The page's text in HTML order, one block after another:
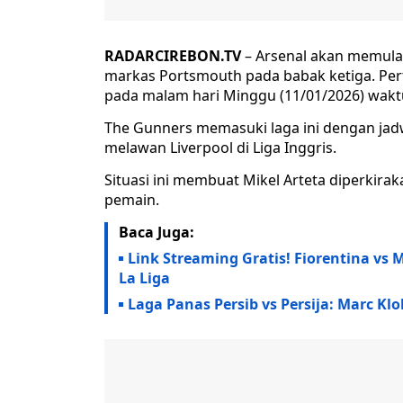
RADARCIREBON.TV– Arsenal akan
markas Portsmouth pada babak ketiga.
pada malam hari Minggu (11/01/2026)
The Gunners memasuki laga ini dengan
melawan Liverpool di Liga Inggris.
Situasi ini membuat Mikel Arteta
pemain.
Baca Juga:
Link Streaming Gratis! Fiorentina vs
La Liga
Laga Panas Persib vs Persija: Marc